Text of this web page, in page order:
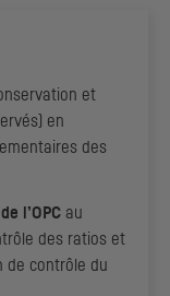
et
en
des
l’OPC au
des ratios et
de contrôle du